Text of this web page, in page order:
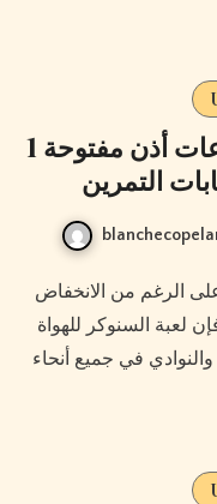
سماعات أذن مفتوحة 1more Fit Se طراز S31
التمرين
لعبة السنوكر للهواة